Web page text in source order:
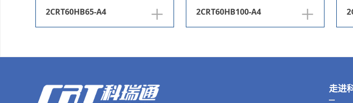
+
2CRT60HB65-A4 +
2CRT60HB100-A4
走进